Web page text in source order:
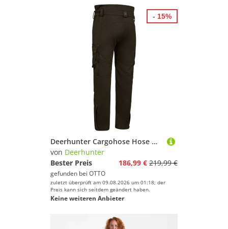
Deerhunter Cargohose Hose Muflon Pro Light
von Deerhunter
Bester Preis
186,99 € 219,99 €
gefunden bei OTTO
zuletzt überprüft am 09.08.2026 um 01:18; der
Preis kann sich seitdem geändert haben.
Keine weiteren Anbieter
- 15%